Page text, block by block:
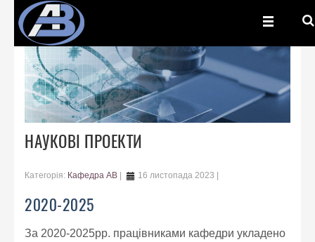
НАУКОВІ ПРОЕКТИ
Категорія: Кафедра АВ 16 листопада 2023
2020-2025
За 2020-2025рр. працівниками кафедри укладено